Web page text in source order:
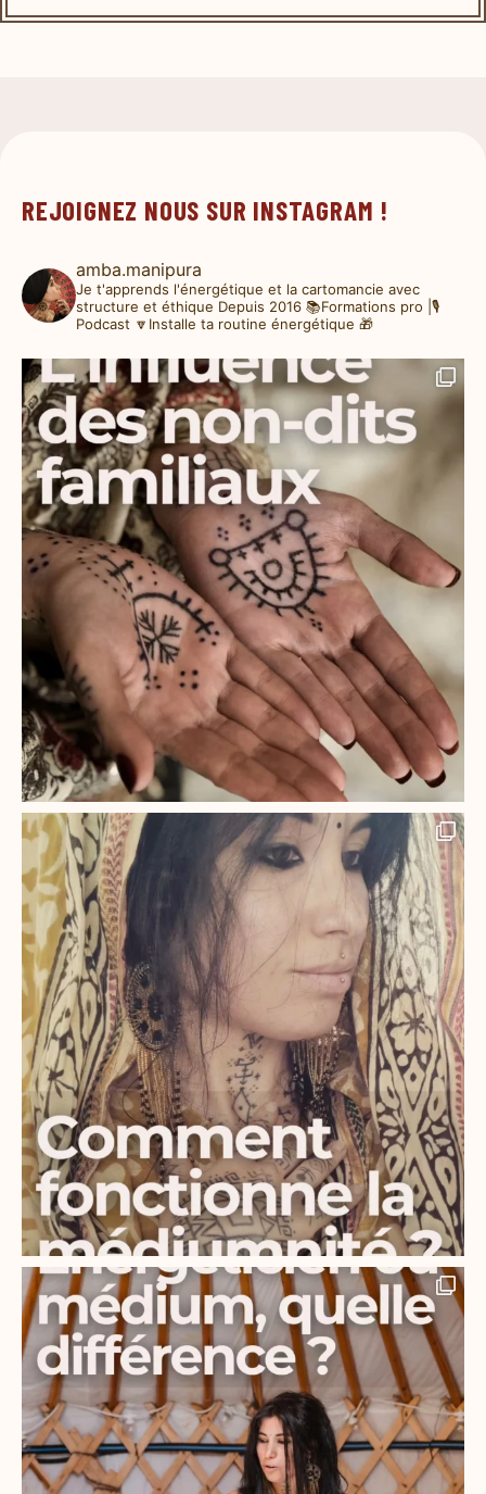
REJOIGNEZ NOUS SUR INSTAGRAM !
amba.manipura
Je t'apprends l'énergétique et la cartomancie avec
structure et éthique Depuis 2016 📚Formations pro |🎙️
Podcast 🔽Installe ta routine énergétique 🎁